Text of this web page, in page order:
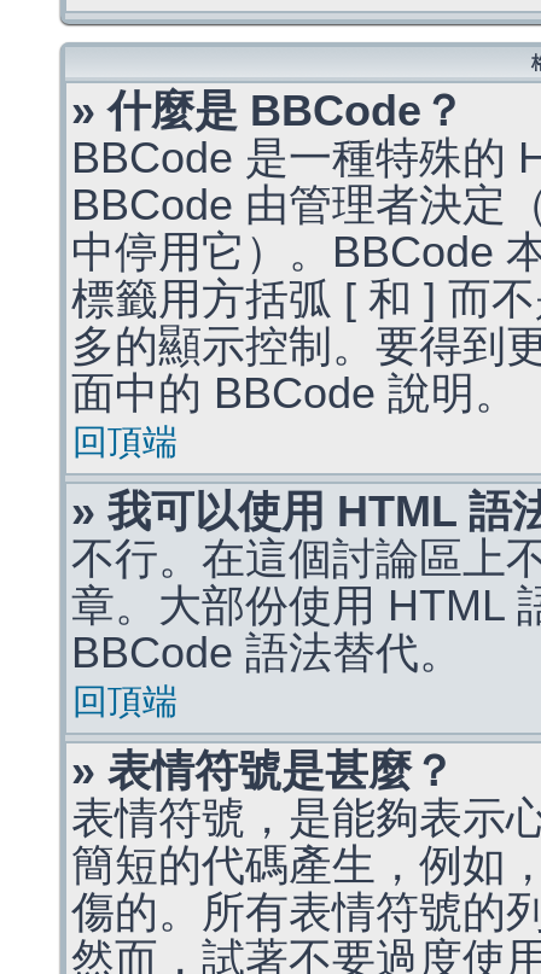
» 什麼是 BBCode？
BBCode 是一種特殊的
BBCode 由管理者決定
中停用它）。BBCode
標籤用方括弧 [ 和 ] 而
多的顯示控制。要得到
面中的 BBCode 說明。
回頂端
» 我可以使用 HTML 語
不行。在這個討論區上
章。大部份使用 HTML
BBCode 語法替代。
回頂端
» 表情符號是甚麼？
表情符號，是能夠表示
簡短的代碼產生，例如
傷的。所有表情符號的
然而，試著不要過度使